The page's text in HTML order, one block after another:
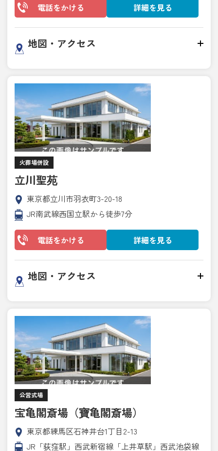
電話をかける 詳細を見る
地図・アクセス
火葬場併設
立川聖苑
東京都立川市羽衣町3-20-18
JR南武線西国立駅から徒歩7分
電話をかける 詳細を見る
地図・アクセス
公営式場
宝亀閣斎場（寶亀閣斎場）
東京都練馬区石神井台1丁目2-13
JR「荻窪駅」西武新宿線「上井草駅」西武池袋線